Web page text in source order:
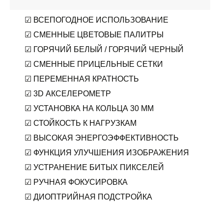
☑ ВСЕПОГОДНОЕ ИСПОЛЬЗОВАНИЕ
☑ СМЕННЫЕ ЦВЕТОВЫЕ ПАЛИТРЫ
☑ ГОРЯЧИЙ БЕЛЫЙ / ГОРЯЧИЙ ЧЕРНЫЙ
☑ СМЕННЫЕ ПРИЦЕЛЬНЫЕ СЕТКИ
☑ ПЕРЕМЕННАЯ КРАТНОСТЬ
☑ 3D АКСЕЛЕРОМЕТР
☑ УСТАНОВКА НА КОЛЬЦА 30 ММ
☑ СТОЙКОСТЬ К НАГРУЗКАМ
☑ ВЫСОКАЯ ЭНЕРГОЭФФЕКТИВНОСТЬ
☑ ФУНКЦИЯ УЛУЧШЕНИЯ ИЗОБРАЖЕНИЯ
☑ УСТРАНЕНИЕ БИТЫХ ПИКСЕЛЕЙ
☑ РУЧНАЯ ФОКУСИРОВКА
☑ ДИОПТРИЙНАЯ ПОДСТРОЙКА